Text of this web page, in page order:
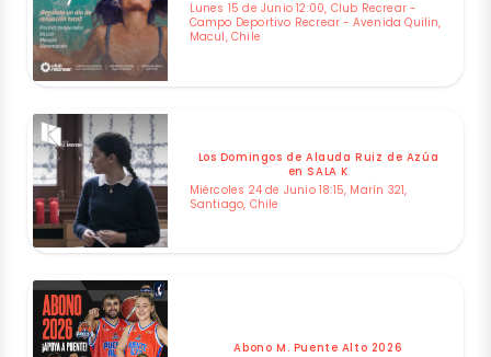
Lunes 15 de Junio 12:00, Club Recrear -
Campo Deportivo Recrear - Avenida Quilin,
Macul, Chile
Los Domingos de Alauda Ruiz de Azúa
en SALA K
Miércoles 24 de Junio 18:15, Marín 321,
Santiago, Chile
Abono M. Puente Alto 2026